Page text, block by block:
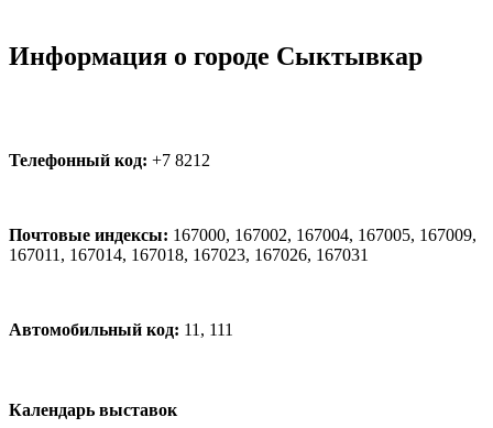
Информация о городе Сыктывкар
Телефонный код: +7 8212
Почтовые индексы: 167000, 167002, 167004, 167005, 167009,
167011, 167014, 167018, 167023, 167026, 167031
Автомобильный код: 11, 111
Календарь выставок